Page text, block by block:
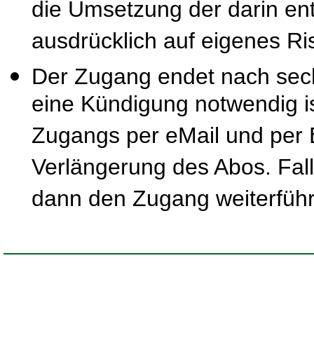
die Umsetzung der darin
ausdrücklich auf eigenes
Der Zugang endet nach
eine Kündigung notwendig
Zugangs per eMail und per
Verlängerung des Abos.
dann den Zugang